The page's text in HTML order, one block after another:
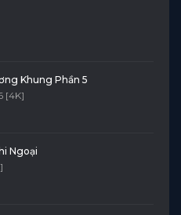
Khung Phần 5
[4K]
Ngoại